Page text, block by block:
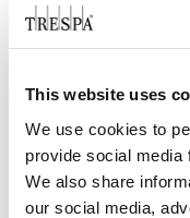
This website uses
We use cookies to
provide social media
We also share
our social media,